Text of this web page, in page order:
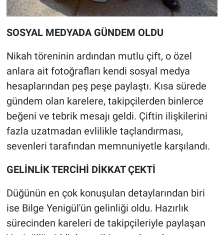
SOSYAL MEDYADA GÜNDEM OLDU
Nikah töreninin ardından mutlu çift, o özel
anlara ait fotoğrafları kendi sosyal medya
hesaplarından peş peşe paylaştı. Kısa sürede
gündem olan karelere, takipçilerden binlerce
beğeni ve tebrik mesajı geldi. Çiftin ilişkilerini
fazla uzatmadan evlilikle taçlandırması,
sevenleri tarafından memnuniyetle karşılandı.
GELİNLİK TERCİHİ DİKKAT ÇEKTİ
Düğünün en çok konuşulan detaylarından biri
ise Bilge Yenigül'ün gelinliği oldu. Hazırlık
sürecinden kareleri de takipçileriyle paylaşan